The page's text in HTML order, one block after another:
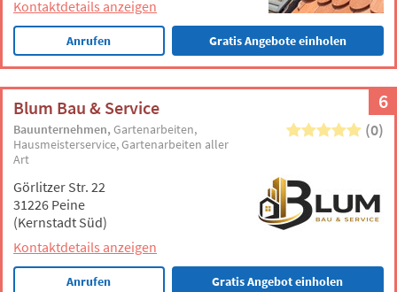
Kontaktdetails anzeigen
Anrufen Gratis Angebote einholen
6
Blum Bau & Service
Bauunternehmen Gartenarbeiten
Hausmeisterservice Gartenarbeiten aller
Art
(0)
Görlitzer Str. 22
31226 Peine
(Kernstadt Süd)
Kontaktdetails anzeigen
Anrufen Gratis Angebot einholen